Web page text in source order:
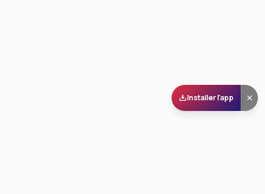
Installer l'app